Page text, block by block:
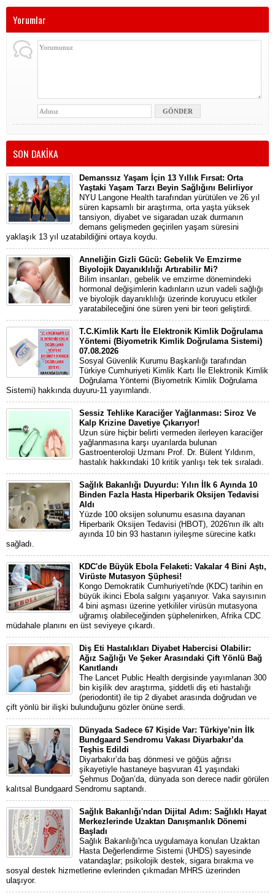
Yorumlar
SON DAKİKA
Demanssız Yaşam İçin 13 Yıllık Fırsat: Orta
Yaştaki Yaşam Tarzı Beyin Sağlığını Belirliyor
NYU Langone Health tarafından yürütülen ve 26 yıl
süren kapsamlı bir araştırma, orta yaşta yüksek
tansiyon, diyabet ve sigaradan uzak durmanın
demans gelişmeden geçirilen yaşam süresini
yaklaşık 13 yıl uzatabildiğini ortaya koydu.
Anneliğin Gizli Gücü: Gebelik Ve Emzirme
Biyolojik Dayanıklılığı Artırabilir Mi?
Bilim insanları, gebelik ve emzirme dönemindeki
hormonal değişimlerin kadınların uzun vadeli sağlığı
ve biyolojik dayanıklılığı üzerinde koruyucu etkiler
yaratabileceğini öne süren yeni bir teori geliştirdi.
T.C.Kimlik Kartı İle Elektronik Kimlik Doğrulama
Yöntemi (Biyometrik Kimlik Doğrulama Sistemi)
07.08.2026
Sosyal Güvenlik Kurumu Başkanlığı tarafından
Türkiye Cumhuriyeti Kimlik Kartı İle Elektronik Kimlik
Doğrulama Yöntemi (Biyometrik Kimlik Doğrulama
Sistemi) hakkında duyuru-11 yayımlandı.
Sessiz Tehlike Karaciğer Yağlanması: Siroz Ve
Kalp Krizine Davetiye Çıkarıyor!
Uzun süre hiçbir belirti vermeden ilerleyen karaciğer
yağlanmasına karşı uyarılarda bulunan
Gastroenteroloji Uzmanı Prof. Dr. Bülent Yıldırım,
hastalık hakkındaki 10 kritik yanlışı tek tek sıraladı.
Sağlık Bakanlığı Duyurdu: Yılın İlk 6 Ayında 10
Binden Fazla Hasta Hiperbarik Oksijen Tedavisi
Aldı
Yüzde 100 oksijen solunumu esasına dayanan
Hiperbarik Oksijen Tedavisi (HBOT), 2026'nın ilk altı
ayında 10 bin 93 hastanın iyileşme sürecine katkı
sağladı.
KDC'de Büyük Ebola Felaketi: Vakalar 4 Bini Aştı,
Virüste Mutasyon Şüphesi!
Kongo Demokratik Cumhuriyeti'nde (KDC) tarihin en
büyük ikinci Ebola salgını yaşanıyor. Vaka sayısının
4 bini aşması üzerine yetkililer virüsün mutasyona
uğramış olabileceğinden şüphelenirken, Afrika CDC
müdahale planını en üst seviyeye çıkardı.
Diş Eti Hastalıkları Diyabet Habercisi Olabilir:
Ağız Sağlığı Ve Şeker Arasındaki Çift Yönlü Bağ
Kanıtlandı
The Lancet Public Health dergisinde yayımlanan 300
bin kişilik dev araştırma, şiddetli diş eti hastalığı
(periodontit) ile tip 2 diyabet arasında doğrudan ve
çift yönlü bir ilişki bulunduğunu gözler önüne serdi.
Dünyada Sadece 67 Kişide Var: Türkiye’nin İlk
Bundgaard Sendromu Vakası Diyarbakır’da
Teşhis Edildi
Diyarbakır’da baş dönmesi ve göğüs ağrısı
şikayetiyle hastaneye başvuran 41 yaşındaki
Şehmus Doğan’da, dünyada son derece nadir görülen
kalıtsal Bundgaard Sendromu saptandı.
Sağlık Bakanlığı'ndan Dijital Adım: Sağlıklı Hayat
Merkezlerinde Uzaktan Danışmanlık Dönemi
Başladı
Sağlık Bakanlığı'nca uygulamaya konulan Uzaktan
Hasta Değerlendirme Sistemi (UHDS) sayesinde
vatandaşlar; psikolojik destek, sigara bırakma ve
sosyal destek hizmetlerine evlerinden çıkmadan MHRS üzerinden
ulaşıyor.